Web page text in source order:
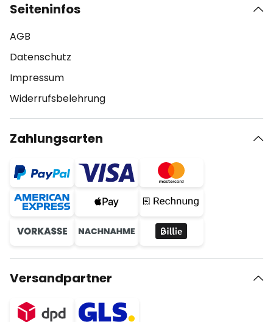
Seiteninfos
AGB
Datenschutz
Impressum
Widerrufsbelehrung
Zahlungsarten
Versandpartner